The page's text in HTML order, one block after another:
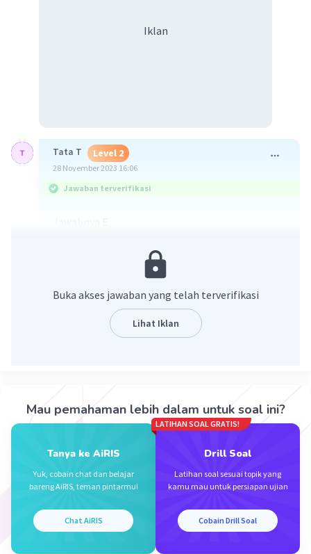
Iklan
Tata T Level 2
28 November 2023 16:06
Jawaban terverifikasi
Buka akses jawaban yang telah terverifikasi
Lihat Iklan
Mau pemahaman lebih dalam untuk soal ini?
Tanya ke AiRIS
Yuk, cobain chat dan belajar
bareng AiRIS, teman pintarmu!
Chat AiRIS
LATIHAN SOAL GRATIS!
Drill Soal
Latihan soal sesuai topik yang
kamu mau untuk persiapan ujian
Cobain Drill Soal